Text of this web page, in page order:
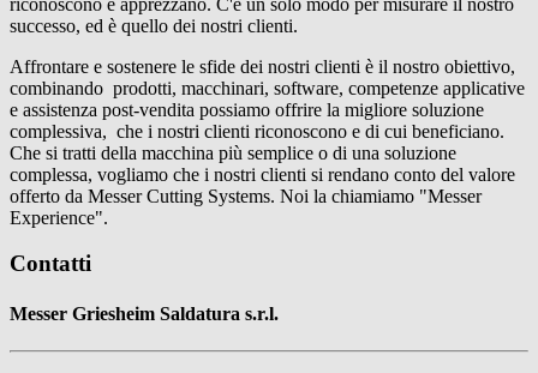
successo, ed è quello dei nostri clienti.
Affrontare e sostenere le sfide dei nostri clienti è il nostro obiettivo,
combinando prodotti, macchinari, software, competenze applicative
e assistenza post-vendita possiamo offrire la migliore soluzione
complessiva, che i nostri clienti riconoscono e di cui beneficiano.
Che si tratti della macchina più semplice o di una soluzione
complessa, vogliamo che i nostri clienti si rendano conto del valore
offerto da Messer Cutting Systems. Noi la chiamiamo "Messer
Experience".
Contatti
Messer Griesheim Saldatura s.r.l.